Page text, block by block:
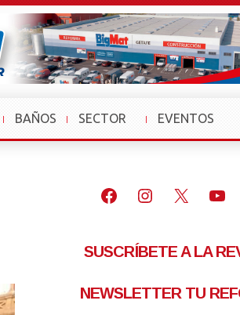
BAÑOS
SECTOR
»
EVENTOS
»
Facebook
Instagram
X
SUSCRÍBETE A LA
NEWSLETTER TU